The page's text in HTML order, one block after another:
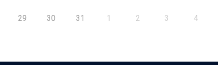
29 30 31 1 2 3 4